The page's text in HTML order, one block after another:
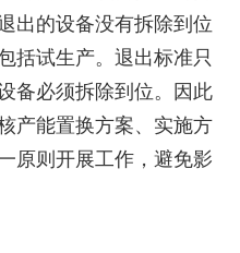
出的设备没有拆除到位
括试生产。退出标准只
备必须拆除到位。因此
产能置换方案、实施方
原则开展工作，避免影